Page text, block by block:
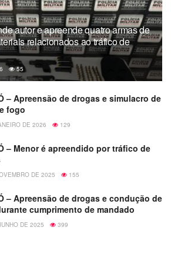
autor e apreende quatro armas de
relacionados ao tráfico de
55
– Apreensão de drogas e simulacro de
fogo
DE 2026 129
– Menor é apreendido por tráfico de
DE 2025 155
– Apreensão de drogas e condução de
cumprimento de mandado
DE 2025 399